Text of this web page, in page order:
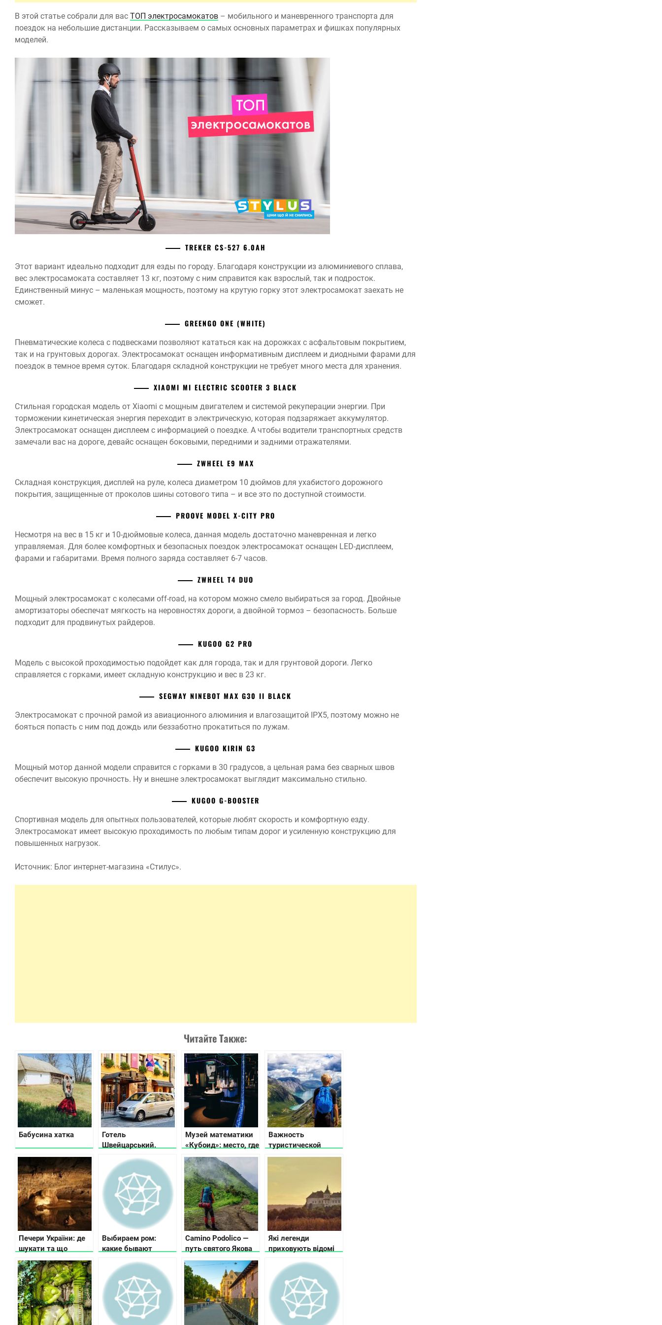
В этой статье собрали для вас ТОП электросамокатов – мобильного и маневренного транспорта для
поездок на небольшие дистанции. Рассказываем о самых основных параметрах и фишках популярных
моделей.
TREKER CS-527 6.0AH
Этот вариант идеально подходит для езды по городу. Благодаря конструкции из алюминиевого сплава,
вес электросамоката составляет 13 кг, поэтому с ним справится как взрослый, так и подросток.
Единственный минус – маленькая мощность, поэтому на крутую горку этот электросамокат заехать не
сможет.
GREENGO ONE (WHITE)
Пневматические колеса с подвесками позволяют кататься как на дорожках с асфальтовым покрытием,
так и на грунтовых дорогах. Электросамокат оснащен информативным дисплеем и диодными фарами для
поездок в темное время суток. Благодаря складной конструкции не требует много места для хранения.
XIAOMI MI ELECTRIC SCOOTER 3 BLACK
Стильная городская модель от Xiaomi с мощным двигателем и системой рекуперации энергии. При
торможении кинетическая энергия переходит в электрическую, которая подзаряжает аккумулятор.
Электросамокат оснащен дисплеем с информацией о поездке. А чтобы водители транспортных средств
замечали вас на дороге, девайс оснащен боковыми, передними и задними отражателями.
ZWHEEL E9 MAX
Складная конструкция, дисплей на руле, колеса диаметром 10 дюймов для ухабистого дорожного
покрытия, защищенные от проколов шины сотового типа – и все это по доступной стоимости.
PROOVE MODEL X-CITY PRO
Несмотря на вес в 15 кг и 10-дюймовые колеса, данная модель достаточно маневренная и легко
управляемая. Для более комфортных и безопасных поездок электросамокат оснащен LED-дисплеем,
фарами и габаритами. Время полного заряда составляет 6-7 часов.
ZWHEEL T4 DUO
Мощный электросамокат с колесами off-road, на котором можно смело выбираться за город. Двойные
амортизаторы обеспечат мягкость на неровностях дороги, а двойной тормоз – безопасность. Больше
подходит для продвинутых райдеров.
KUGOO G2 PRO
Модель с высокой проходимостью подойдет как для города, так и для грунтовой дороги. Легко
справляется с горками, имеет складную конструкцию и вес в 23 кг.
SEGWAY NINEBOT MAX G30 II BLACK
Электросамокат с прочной рамой из авиационного алюминия и влагозащитой IPX5, поэтому можно не
бояться попасть с ним под дождь или беззаботно прокатиться по лужам.
KUGOO KIRIN G3
Мощный мотор данной модели справится с горками в 30 градусов, а цельная рама без сварных швов
обеспечит высокую прочность. Ну и внешне электросамокат выглядит максимально стильно.
KUGOO G-BOOSTER
Спортивная модель для опытных пользователей, которые любят скорость и комфортную езду.
Электросамокат имеет высокую проходимость по любым типам дорог и усиленную конструкцию для
повышенных нагрузок.
Источник: Блог интернет-магазина «Стилус».
Читайте Также:
Бабусина хатка
Готель
Швейцарський.
стиль
Музей математики
«Кубоид»: место, где
числа оживают
Важность
туристической
страховки при
Печери України: де
шукати та що
потрібно знати
Выбираем ром:
какие бывают
вкусы
Camino Podolico —
путь святого Якова
Які легенди
приховують відомі